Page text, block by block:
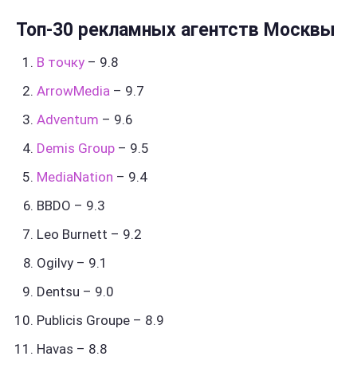
Топ‑30 рекламных агентств Москвы
В точку – 9.8
ArrowMedia – 9.7
Adventum – 9.6
Demis Group – 9.5
MediaNation – 9.4
BBDO – 9.3
Leo Burnett – 9.2
Ogilvy – 9.1
Dentsu – 9.0
Publicis Groupe – 8.9
Havas – 8.8